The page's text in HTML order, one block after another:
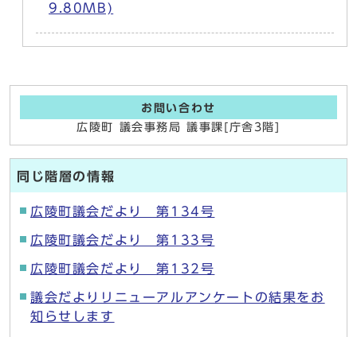
9.80MB)
お問い合わせ
広陵町 議会事務局 議事課[庁舎3階]
同じ階層の情報
広陵町議会だより 第134号
広陵町議会だより 第133号
広陵町議会だより 第132号
議会だよりリニューアルアンケートの結果をお
知らせします